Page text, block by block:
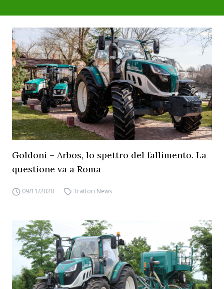
Goldoni – Arbos, lo spettro del fallimento. La
questione va a Roma
09/11/2020 Trattori News